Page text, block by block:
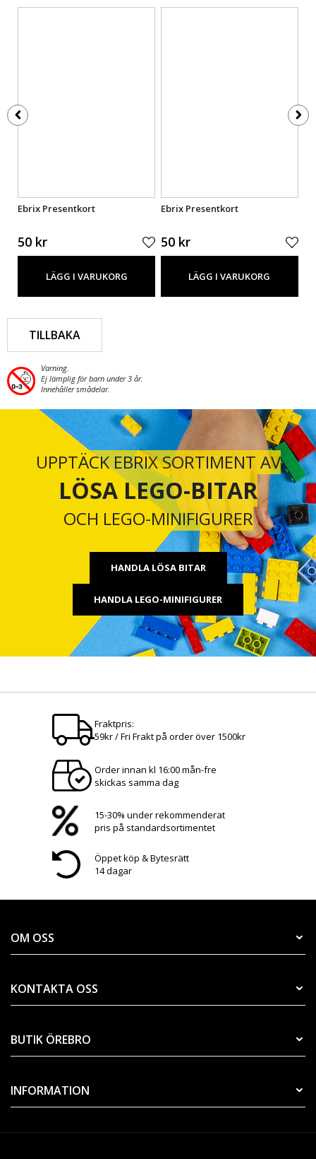
Ebrix Presentkort
50 kr
LÄGG I VARUKORG
Ebrix Presentkort
50 kr
LÄGG I VARUKORG
TILLBAKA
Varning.
Ej lämplig för barn under 3 år.
Innehåller smådelar.
UPPTÄCK EBRIX SORTIMENT AV
LÖSA LEGO-BITAR
OCH LEGO-MINIFIGURER
HANDLA LÖSA BITAR
HANDLA LEGO-MINIFIGURER
Fraktpris:
59kr / Fri Frakt på order över 1500kr
Order innan kl 16:00 mån-fre
skickas samma dag
15-30% under rekommenderat
pris på standardsortimentet
Öppet köp & Bytesrätt
14 dagar
OM OSS
KONTAKTA OSS
BUTIK ÖREBRO
INFORMATION